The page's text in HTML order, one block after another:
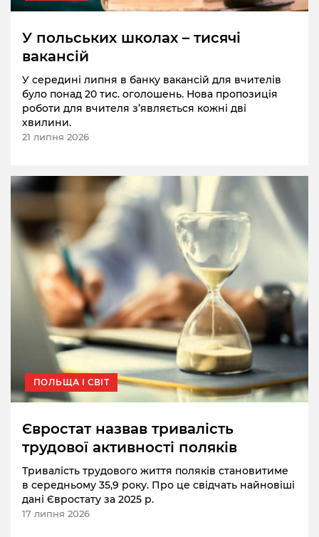
У польських школах – тисячі
вакансій
У середині липня в банку вакансій для вчителів
було понад 20 тис. оголошень. Нова пропозиція
роботи для вчителя з’являється кожні дві
хвилини.
21 липня 2026
ПОЛЬЩА І СВІТ
Євростат назвав тривалість
трудової активності поляків
Тривалість трудового життя поляків становитиме
в середньому 35,9 року. Про це свідчать найновіші
дані Євростату за 2025 р.
17 липня 2026